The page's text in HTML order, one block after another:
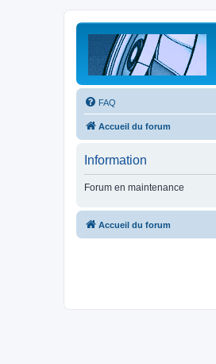
FAQ
Accueil du forum
Information
Forum en maintenance
Accueil du forum